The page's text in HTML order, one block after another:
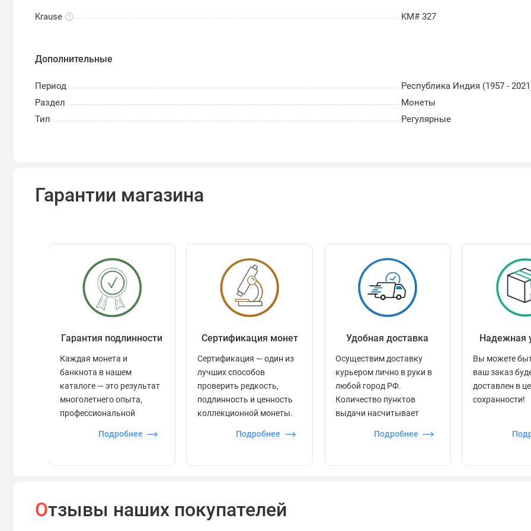
Krause KM# 327
Дополнительные
Период
Республика Индия (1957 -
Раздел
Монеты
Тип
Регулярные
Гарантии магазина
Гарантия подлинности
Каждая монета и
банкнота в нашем
каталоге — это результат
многолетнего опыта,
профессиональной
контроля.
Подробнее
Сертификация монет
Сертификация — один из
лучших способов
проверить редкость,
подлинность и ценность
коллекционной монеты.
Подробнее
Удобная доставка
Осуществим доставку
курьером лично в руки в
любой город РФ.
Количество пунктов
выдачи насчитывает
всей стране.
Подробнее
Надежная
Вы можете
ваш заказ
доставлен в
сохранности!
Отзывы наших покупателей